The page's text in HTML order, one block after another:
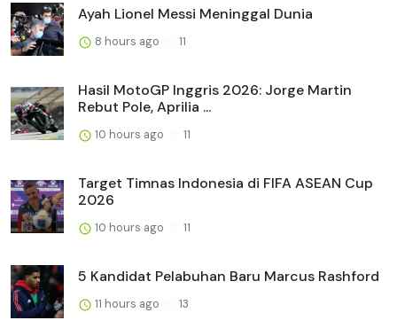
Ayah Lionel Messi Meninggal Dunia
8 hours ago 11
Hasil MotoGP Inggris 2026: Jorge Martin
Rebut Pole, Aprilia ...
10 hours ago 11
Target Timnas Indonesia di FIFA ASEAN Cup
2026
10 hours ago 11
5 Kandidat Pelabuhan Baru Marcus Rashford
11 hours ago 13